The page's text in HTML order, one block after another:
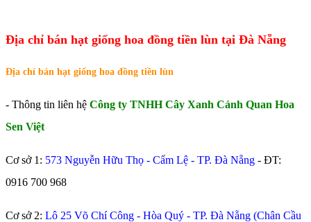
Địa chỉ bán hạt giống hoa đồng tiền lùn tại Đà Nẵng
Địa chỉ bán hạt giống hoa đồng tiền lùn
- Thông tin liên hệ Công ty TNHH Cây Xanh Cảnh Quan Hoa
Sen Việt
Cơ sở 1: 573 Nguyễn Hữu Thọ - Cẩm Lệ - TP. Đà Nẵng - ĐT:
0916 700 968
Cơ sở 2: Lô 25 Võ Chí Công - Hòa Quý - TP. Đà Nẵng (Chân Cầu